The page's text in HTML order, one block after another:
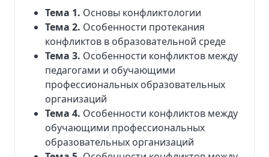
Тема 1. Основы конфликтологии
Тема 2. Особенности протекания
конфликтов в образовательной среде
Тема 3. Особенности конфликтов между
педагогами и обучающими
профессиональных образовательных
организаций
Тема 4. Особенности конфликтов между
обучающими профессиональных
образовательных организаций